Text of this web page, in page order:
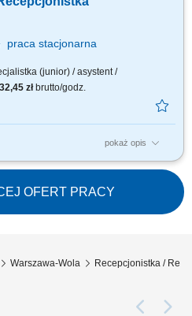
ewidencji dokumentów,
spotkań, rezerwacja sal oraz
praca stacjonarna
(junior) / asystent /
32,45 złbrutto/godz.
pokaż opis
pracy recepcji. Obsługa
Współpraca z firmami
numerów PO. Awizowanie
Sporządzanie
OFERT PRACY
Warszawa-Wola Recepcjonistka /